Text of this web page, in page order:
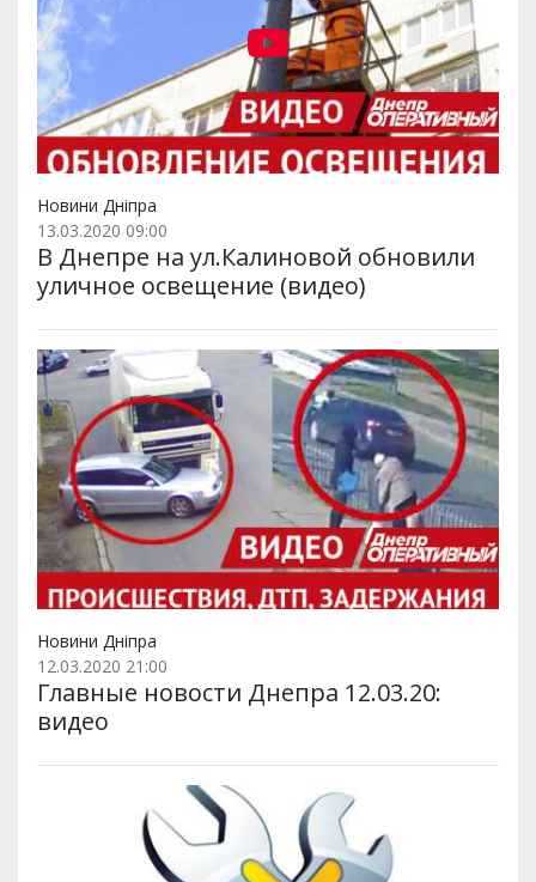
Новини Дніпра
13.03.2020 09:00
В Днепре на ул.Калиновой обновили
уличное освещение (видео)
Новини Дніпра
12.03.2020 21:00
Главные новости Днепра 12.03.20:
видео